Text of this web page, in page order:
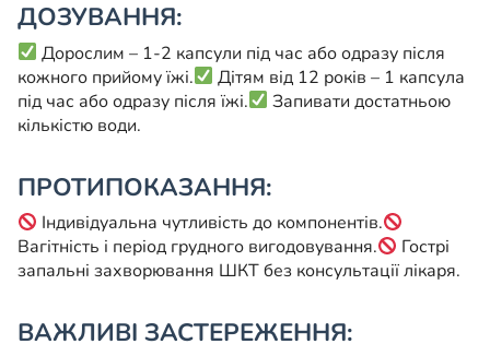
ДОЗУВАННЯ:
Дорослим – 1-2 капсули під час або одразу після
кожного прийому їжі.
Дітям від 12 років – 1 капсула
під час або одразу після їжі.
Запивати достатньою
кількістю води.
ПРОТИПОКАЗАННЯ:
Індивідуальна чутливість до компонентів.
Вагітність і період грудного вигодовування.
Гострі
запальні захворювання ШКТ без консультації лікаря.
ВАЖЛИВІ ЗАСТЕРЕЖЕННЯ: